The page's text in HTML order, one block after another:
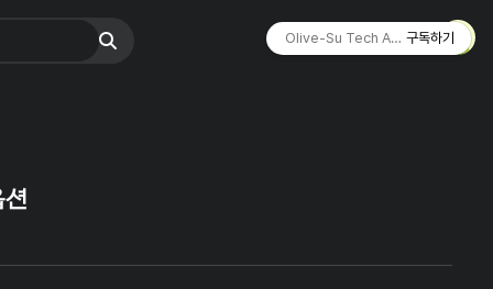
Olive-Su Tech Archive ☄︎
구독하기